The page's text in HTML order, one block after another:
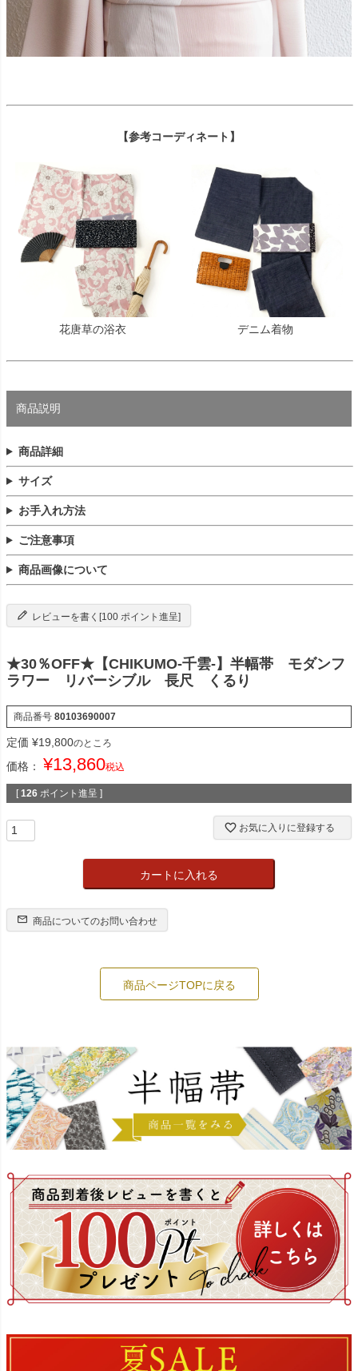
【参考コーディネート】
花唐草の浴衣 デニム着物
商品説明
商品詳細
サイズ
お手入れ方法
ご注意事項
商品画像について
レビューを書く[100 ポイント進呈]
★30％OFF★【CHIKUMO-千雲-】半幅帯 モダンフ
ラワー リバーシブル 長尺 くるり
商品番号 80103690007
定価 ¥19,800のところ
価格： ¥13,860税込
[ 126 ポイント進呈 ]
お気に入りに登録する
カートに入れる
商品についてのお問い合わせ
商品ページTOPに戻る